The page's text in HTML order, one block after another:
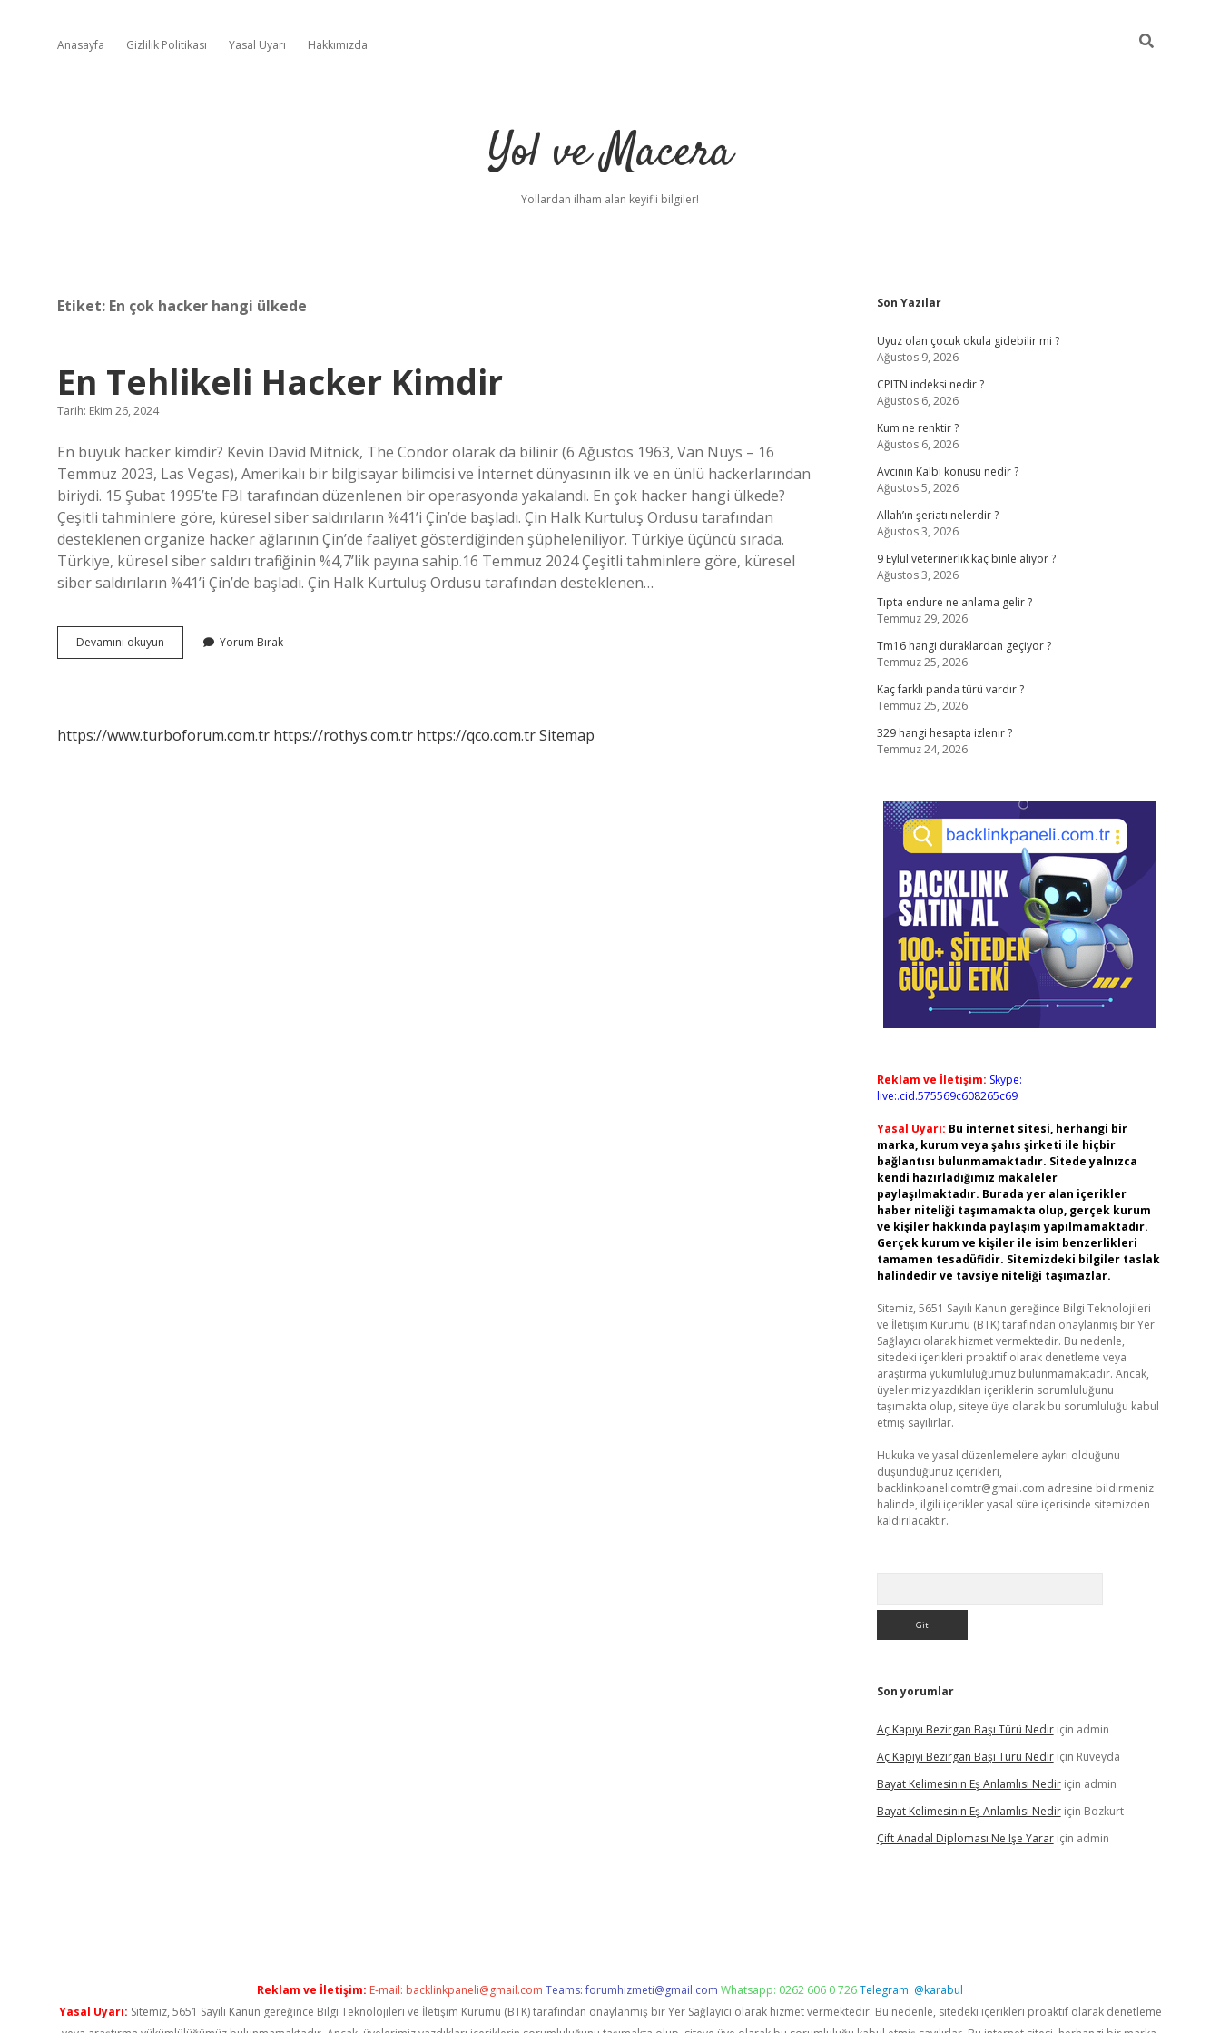
Anasayfa Gizlilik Politikası Yasal Uyarı Hakkımızda
Yol ve Macera
Yollardan ilham alan keyifli bilgiler!
Etiket: En çok hacker hangi ülkede
En Tehlikeli Hacker Kimdir
Tarih: Ekim 26, 2024
En büyük hacker kimdir? Kevin David Mitnick, The Condor olarak da bilinir (6 Ağustos 1963, Van Nuys – 16
Temmuz 2023, Las Vegas), Amerikalı bir bilgisayar bilimcisi ve İnternet dünyasının ilk ve en ünlü hackerlarından
biriydi. 15 Şubat 1995’te FBI tarafından düzenlenen bir operasyonda yakalandı. En çok hacker hangi ülkede?
Çeşitli tahminlere göre, küresel siber saldırıların %41’i Çin’de başladı. Çin Halk Kurtuluş Ordusu tarafından
desteklenen organize hacker ağlarının Çin’de faaliyet gösterdiğinden şüpheleniliyor. Türkiye üçüncü sırada.
Türkiye, küresel siber saldırı trafiğinin %4,7’lik payına sahip.16 Temmuz 2024 Çeşitli tahminlere göre, küresel
siber saldırıların %41’i Çin’de başladı. Çin Halk Kurtuluş Ordusu tarafından desteklenen…
Devamını okuyun
Tehlikeli
Yorum Bırak
https://www.turboforum.com.tr https://rothys.com.tr https://qco.com.trSitemap
Sidebar
Son Yazılar
Uyuz olan çocuk okula gidebilir mi ?
Ağustos 9, 2026
CPITN indeksi nedir ?
Ağustos 6, 2026
Kum ne renktir ?
Ağustos 6, 2026
Avcının Kalbi konusu nedir ?
Ağustos 5, 2026
Allah’ın şeriatı nelerdir ?
Ağustos 3, 2026
9 Eylül veterinerlik kaç binle alıyor ?
Ağustos 3, 2026
Tıpta endure ne anlama gelir ?
Temmuz 29, 2026
Tm16 hangi duraklardan geçiyor ?
Temmuz 25, 2026
Kaç farklı panda türü vardır ?
Temmuz 25, 2026
329 hangi hesapta izlenir ?
Temmuz 24, 2026
Reklam ve İletişim: Skype:
live:.cid.575569c608265c69
Yasal Uyarı: Bu internet sitesi, herhangi bir
marka, kurum veya şahıs şirketi ile hiçbir
bağlantısı bulunmamaktadır. Sitede yalnızca
kendi hazırladığımız makaleler
paylaşılmaktadır. Burada yer alan içerikler
haber niteliği taşımamakta olup, gerçek kurum
ve kişiler hakkında paylaşım yapılmamaktadır.
Gerçek kurum ve kişiler ile isim benzerlikleri
tamamen tesadüfidir. Sitemizdeki bilgiler taslak
halindedir ve tavsiye niteliği taşımazlar.
Sitemiz, 5651 Sayılı Kanun gereğince Bilgi Teknolojileri
ve İletişim Kurumu (BTK) tarafından onaylanmış bir Yer
Sağlayıcı olarak hizmet vermektedir. Bu nedenle,
sitedeki içerikleri proaktif olarak denetleme veya
araştırma yükümlülüğümüz bulunmamaktadır. Ancak,
üyelerimiz yazdıkları içeriklerin sorumluluğunu
taşımakta olup, siteye üye olarak bu sorumluluğu kabul
etmiş sayılırlar.
Hukuka ve yasal düzenlemelere aykırı olduğunu
düşündüğünüz içerikleri,
backlinkpanelicomtr@gmail.com adresine bildirmeniz
halinde, ilgili içerikler yasal süre içerisinde sitemizden
kaldırılacaktır.
Son yorumlar
Aç Kapıyı Bezirgan Başı Türü Nediriçin admin
Aç Kapıyı Bezirgan Başı Türü Nediriçin Rüveyda
Bayat Kelimesinin Eş Anlamlısı Nediriçin admin
Bayat Kelimesinin Eş Anlamlısı Nediriçin Bozkurt
Çift Anadal Diploması Ne Işe Yarariçin admin
Reklam ve İletişim: E-mail: backlinkpaneli@gmail.com Teams:forumhizmeti@gmail.com Whatsapp: 0262 606 0 726Telegram: @karabul
Yasal Uyarı: Sitemiz, 5651 Sayılı Kanun gereğince Bilgi Teknolojileri ve İletişim Kurumu (BTK) tarafından onaylanmış bir Yer Sağlayıcı olarak hizmet vermektedir. Bu nedenle, sitedeki içerikleri proaktif olarak denetleme